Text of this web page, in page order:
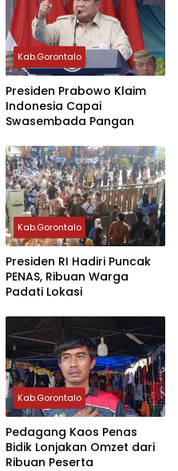
Kab.Gorontalo
Presiden Prabowo Klaim
Indonesia Capai
Swasembada Pangan
Kab.Gorontalo
Presiden RI Hadiri Puncak
PENAS, Ribuan Warga
Padati Lokasi
Kab.Gorontalo
Pedagang Kaos Penas
Bidik Lonjakan Omzet dari
Ribuan Peserta